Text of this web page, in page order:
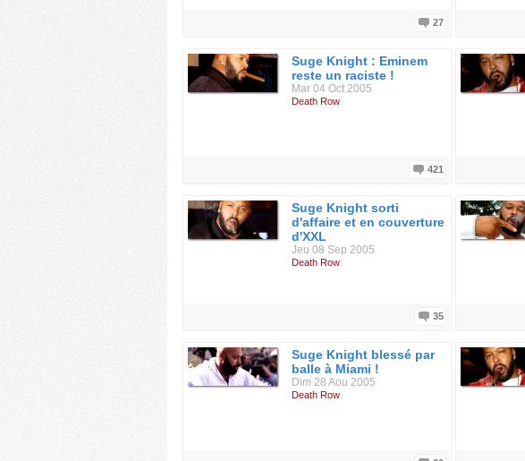
27
Suge Knight : Eminem
reste un raciste !
Mar 04 Oct 2005
Death Row
421
Suge Knight sorti
d'affaire et en couverture
d'XXL
Jeu 08 Sep 2005
Death Row
35
Suge Knight blessé par
balle à Miami !
Dim 28 Aou 2005
Death Row